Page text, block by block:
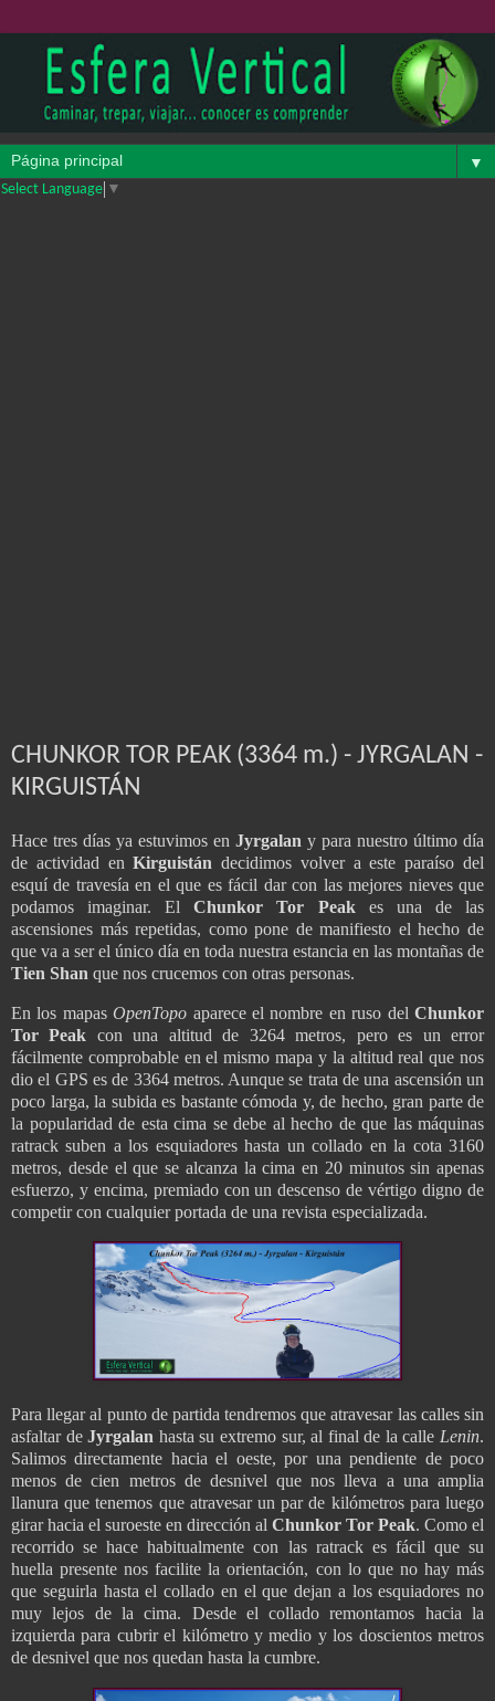
▼
Select Language ▼
CHUNKOR TOR PEAK (3364 m.) - JYRGALAN -
KIRGUISTÁN
Hace tres días ya estuvimos en Jyrgalan y para nuestro último día
de actividad enKirguistándecidimos volver a este paraíso del
esquí de travesía en el que es fácil dar con las mejores nieves que
podamos imaginar. ElChunkor Tor Peakes una de las
ascensiones más repetidas, como pone de manifiesto el hecho de
que va a ser el único día en toda nuestra estancia en las montañas de
Tien Shan que nos crucemos con otras personas.
En los mapasOpenTopo aparece el nombre en ruso delChunkor
Tor Peak con una altitud de 3264 metros, pero es un error
fácilmente comprobable en el mismo mapa y la altitud real que nos
dio el GPS es de 3364 metros. Aunque se trata de una ascensión un
poco larga, la subida es bastante cómoda y, de hecho, gran parte de
la popularidad de esta cima se debe al hecho de que las máquinas
ratrack suben a los esquiadores hasta un collado en la cota 3160
metros, desde el que se alcanza la cima en 20 minutos sin apenas
esfuerzo, y encima, premiado con un descenso de vértigo digno de
competir con cualquier portada de una revista especializada.
Para llegar al punto de partida tendremos que atravesar las calles sin
asfaltar deJyrgalan hasta su extremo sur, al final de la calle Lenin.
Salimos directamente hacia el oeste, por una pendiente de poco
menos de cien metros de desnivel que nos lleva a una amplia
llanura que tenemos que atravesar un par de kilómetros para luego
girar hacia el suroeste en dirección al Chunkor Tor Peak. Como el
recorrido se hace habitualmente con las ratrack es fácil que su
huella presente nos facilite la orientación, con lo que no hay más
que seguirla hasta el collado en el que dejan a los esquiadores no
muy lejos de la cima. Desde el collado remontamos hacia la
izquierda para cubrir el kilómetro y medio y los doscientos metros
de desnivel que nos quedan hasta la cumbre.